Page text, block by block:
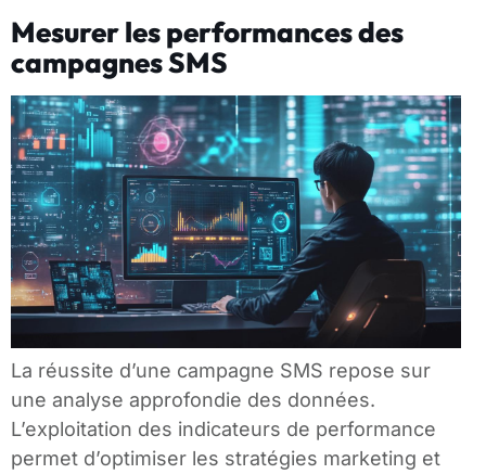
Mesurer les performances des
campagnes SMS
La réussite d’une campagne SMS repose sur
une analyse approfondie des données.
L’exploitation des indicateurs de performance
permet d’optimiser les stratégies marketing et